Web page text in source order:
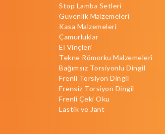
Stop Lamba Setleri
Güvenlik Malzemeleri
Kasa Malzemeleri
Çamurluklar
El Vinçleri
Tekne Römorku Malzemeleri
Bağımsız Torsiyonlu Dingil
Frenli Torsiyon Dingil
Frensiz Torsiyon Dingil
Frenli Çeki Oku
Lastik ve Jant